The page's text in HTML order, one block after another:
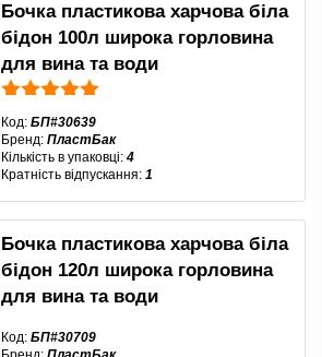
Бочка пластикова харчова біла
бідон 100л широка горловина
для вина та води
Код: БП#30639
Бренд: ПластБак
Кількість в упаковці: 4
Кратність відпускання: 1
Бочка пластикова харчова біла
бідон 120л широка горловина
для вина та води
Код: БП#30709